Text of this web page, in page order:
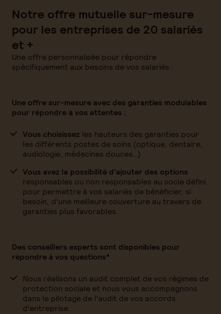
Notre offre mutuelle sur-mesure
pour les entreprises de 20 salariés
et +
Une offre personnalisée pour répondre
spécifiquement aux besoins de vos salariés :
Une offre sur-mesure avec des garanties modulables
pour répondre à vos attentes :
Vous choisissez les hauteurs des garanties pour
les différents postes de soins (optique, dentaire,
audiologie, médecines douces…)
Vous avez la possibilité d’ajouter des options
responsables ou non responsables au socle défini
pour permettre à vos salariés de bénéficier, si
besoin, d’une meilleure couverture au travers de
garanties plus favorables.
Des conseillers experts sont disponibles pour
répondre à vos questions*
Nous réalisons un audit complet de vos régimes de
protection sociale et nous vous accompagnons
dans le pilotage de l’audit de vos accords
d’entreprise.